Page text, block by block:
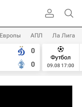
АПЛ Ла Лига
0
0
Футбол
09.08 17:00